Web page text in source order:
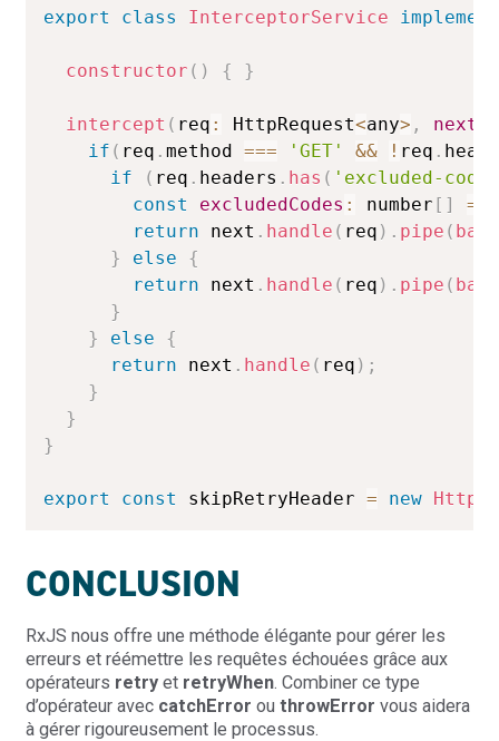
export class InterceptorService
constructor ( ) { }
intercept ( req : HttpRequest<any> , next
if ( req . method === 'GET' && ! req .
if
( req . headers . has ( 'excluded-
const
excludedCodes : number [ ] =
return next . handle ( req ) . pipe (
}
else
{
return next . handle ( req ) . pipe (
}
}
else
{
return next . handle ( req ) ;
}
}
}
export const skipRetryHeader = new
CONCLUSION
RxJS nous offre une méthode élégante pour gérer les
erreurs et réémettre les requêtes échouées grâce aux
opérateurs retryet retryWhen. Combiner ce type
d’opérateur avec catchError ou throwError vous aidera
à gérer rigoureusement le processus.